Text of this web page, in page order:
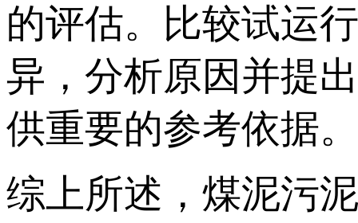
的评估。比较试运
异，分析原因并提
供重要的参考依据。
综上所述，煤泥污